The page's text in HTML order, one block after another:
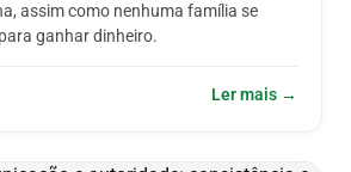
assim como nenhuma família se
ganhar dinheiro.
Ler mais →